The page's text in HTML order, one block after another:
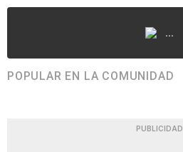
...
POPULAR EN LA COMUNIDAD
PUBLICIDAD